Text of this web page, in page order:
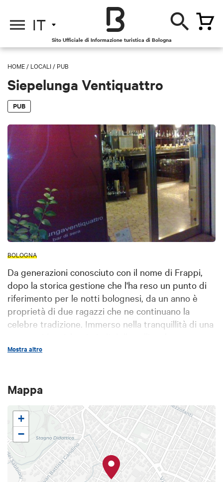
IT
Sito Ufficiale di Informazione turistica di Bologna
HOME / LOCALI / PUB
Siepelunga Ventiquattro
PUB
BOLOGNA
Da generazioni conosciuto con il nome di Frappi,
dopo la storica gestione che l'ha reso un punto di
riferimento per le notti bolognesi, da un anno è
proprietà di due ragazzi che ne continuano la
celebre tradizione. Immerso nella tranquillità di una
frequentato da clienti fedeli. Accogliente sala
Credits:https://www.facebook.com/Siepelunga24-
bar-di-sera-666325010116697
Mostra altro
Mappa
+
−